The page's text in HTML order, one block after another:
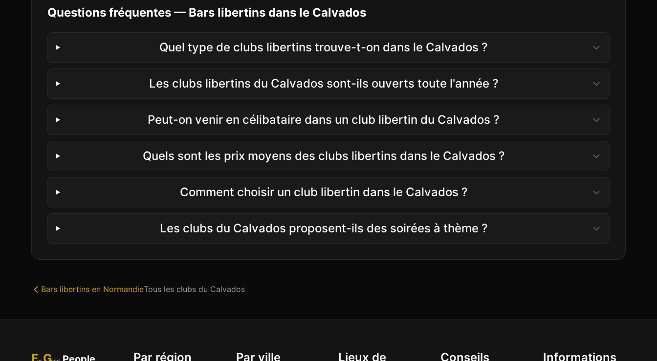
Questions fréquentes — Bars libertins dans le Calvados
Quel type de clubs libertins trouve-t-on dans le Calvados ?
Les clubs libertins du Calvados sont-ils ouverts toute l'année ?
Peut-on venir en célibataire dans un club libertin du Calvados ?
Quels sont les prix moyens des clubs libertins dans le Calvados ?
Comment choisir un club libertin dans le Calvados ?
Les clubs du Calvados proposent-ils des soirées à thème ?
Bars libertins en NormandieTous les clubs du Calvados
Par région Par ville Lieux de Conseils Informations